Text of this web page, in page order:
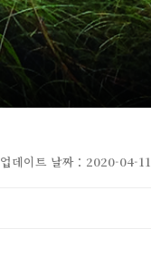
업데이트 날짜：2020-04-11